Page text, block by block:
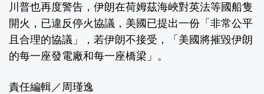
川普也再度警告，伊朗在荷姆茲海峽對英法等國船隻
開火，已違反停火協議，美國已提出一份「非常公平
且合理的協議」，若伊朗不接受，「美國將摧毀伊朗
的每一座發電廠和每一座橋梁」。
責任編輯／周瑾逸